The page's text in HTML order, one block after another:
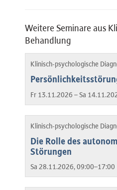
Weitere Seminare aus
Behandlung
Klinisch-psychologische
Fr 13.11.2026 – Sa
Klinisch-psychologische
Die Rolle des
Störungen
Sa 28.11.2026,